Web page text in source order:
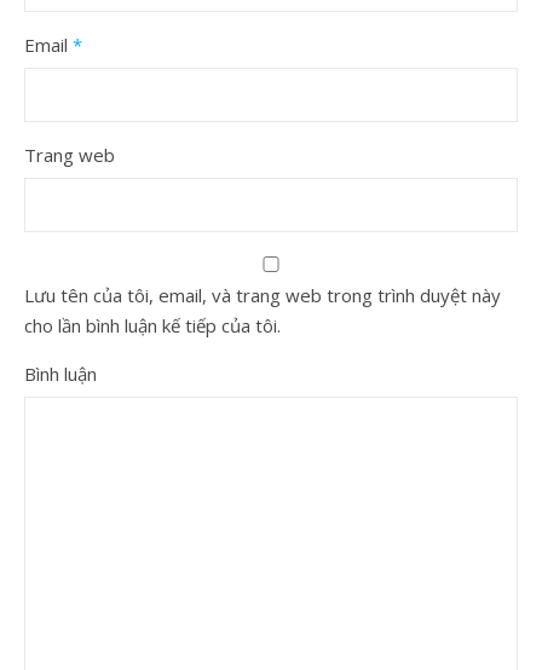
Email *
Trang web
Lưu tên của tôi, email, và trang web trong trình duyệt này
cho lần bình luận kế tiếp của tôi.
Bình luận